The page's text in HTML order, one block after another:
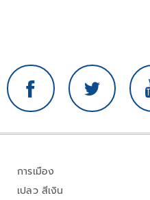
การเมือง
เปลว สีเงิน